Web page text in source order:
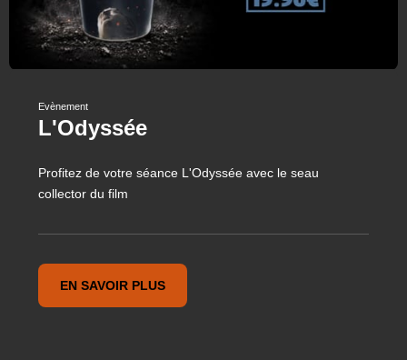
Evènement
L'Odyssée
Profitez de votre séance L'Odyssée avec le seau
collector du film
EN SAVOIR PLUS